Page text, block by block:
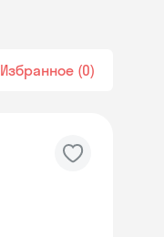
Избранное 0